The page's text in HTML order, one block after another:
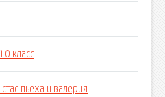
класс
пьеха и валерия